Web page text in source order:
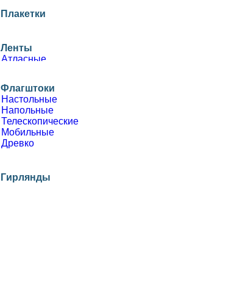
Плакетки
Ленты
Атласные
Для бейджей
Флагштоки
Настольные
Напольные
Телескопические
Мобильные
Древко
Гирлянды